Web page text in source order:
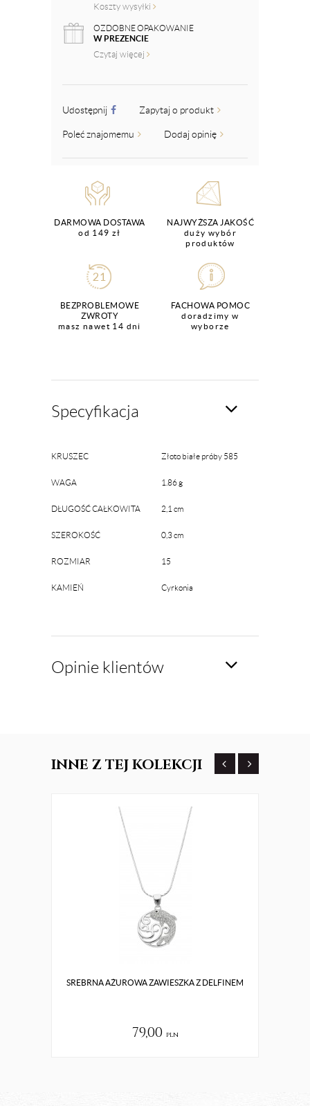
Koszty wysyłki
OZDOBNE OPAKOWANIE
W PREZENCIE
Czytaj więcej
Udostępnij Zapytaj o produkt
Poleć znajomemu Dodaj opinię
DARMOWA DOSTAWA
od 149 zł
NAJWYŻSZA JAKOŚĆ
duży wybór
produktów
BEZPROBLEMOWE
ZWROTY
masz nawet 14 dni
FACHOWA POMOC
doradzimy w
wyborze
Specyfikacja
KRUSZEC Złoto białe próby 585
WAGA 1.86 g
DŁUGOŚĆ CAŁKOWITA 2,1 cm
SZEROKOŚĆ 0,3 cm
ROZMIAR 15
KAMIEŃ Cyrkonia
Opinie klientów
INNE Z TEJ KOLEKCJI
SREBRNA AŻUROWA ZAWIESZKA Z DELFINEM
79,00 pln